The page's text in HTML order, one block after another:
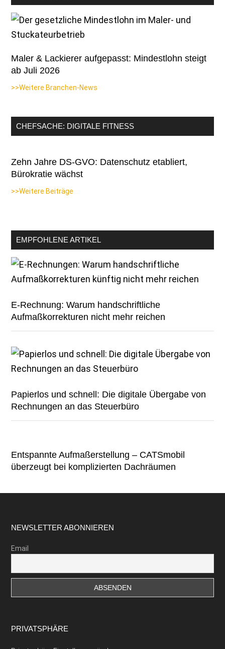
Maler & Lackierer aufgepasst: Mindestlohn steigt
ab Juli 2026
>>Weitere Branchen-News
CHEFSACHE: DIGITALE FITNESS
Zehn Jahre DS-GVO: Datenschutz etabliert,
Bürokratie wächst
>>Weitere Beiträge
EMPFOHLENE ARTIKEL
E-Rechnung: Warum handschriftliche
Aufmaßkorrekturen nicht mehr reichen
Papierlos und schnell: Die digitale Übergabe von
Rechnungen an das Steuerbüro
Entspannte Aufmaßerstellung – CATSmobil
überzeugt bei komplizierten Dachräumen
Footer
NEWSLETTER ABONNIEREN
Email
PRIVATSPHÄRE